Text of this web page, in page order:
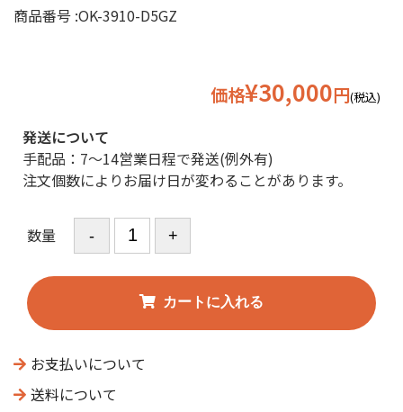
商品番号 :OK-3910-D5GZ
価格¥30,000円(税込)
発送について
手配品：7～14営業日程で発送(例外有)
注文個数によりお届け日が変わることがあります。
数量
お支払いについて
送料について